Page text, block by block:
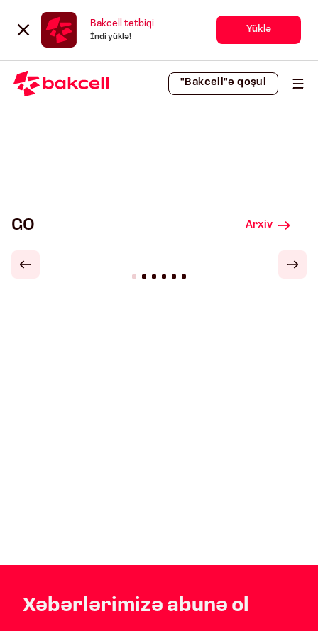
Bakcell tətbiqi
İndi yüklə!
Yüklə
"Bakcell"ə qoşul
GO Arxiv
Xəbərlərimizə abunə ol